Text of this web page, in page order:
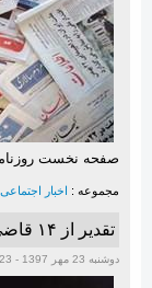
صفحه نخست
مجموعه : اخبار
تقدیر از ۱۴ قاضی برگزیده در تهران
دوشنبه 23 مهر 1397 - 16:23